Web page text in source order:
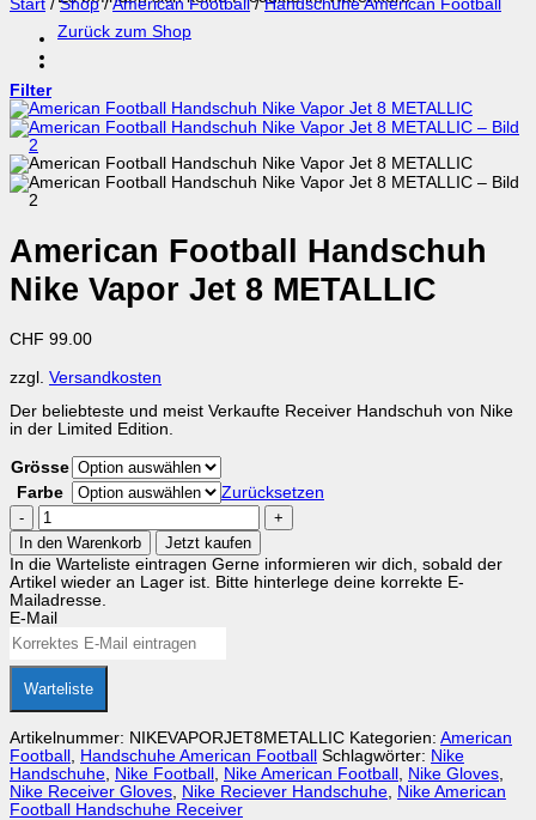
Zurück zum Shop
Start / Shop / American Football / Handschuhe American Football
Filter
American Football Handschuh
Nike Vapor Jet 8 METALLIC
CHF 99.00
zzgl. Versandkosten
Der beliebteste und meist Verkaufte Receiver Handschuh von Nike
in der Limited Edition.
Grösse
Farbe
Zurücksetzen
American
Football
Handschuh
Nike
Vapor
Jet
8
METALLIC
In den Warenkorb
Jetzt kaufen
In die Warteliste eintragen Gerne informieren wir dich, sobald der
Artikel wieder an Lager ist. Bitte hinterlege deine korrekte E-
Mailadresse.
E-Mail
Warteliste
Artikelnummer: NIKEVAPORJET8METALLIC Kategorien: American
Football Handschuhe American Football Schlagwörter: Nike
Handschuhe Nike Football Nike American Football Nike Gloves
Nike Receiver Gloves Nike Reciever Handschuhe Nike American
Football Handschuhe Receiver